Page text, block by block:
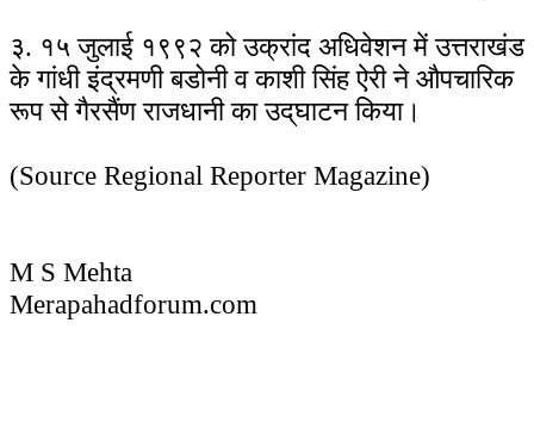
३. १५ जुलाई १९९२ को उक्रांद अधिवेशन में उत्तराखंड
के गांधी इंद्रमणी बडोनी व काशी सिंह ऐरी ने औपचारिक
रूप से गैरसैंण राजधानी का उद्‌घाटन किया।
(Source Regional Reporter Magazine)
M S Mehta
Merapahadforum.com